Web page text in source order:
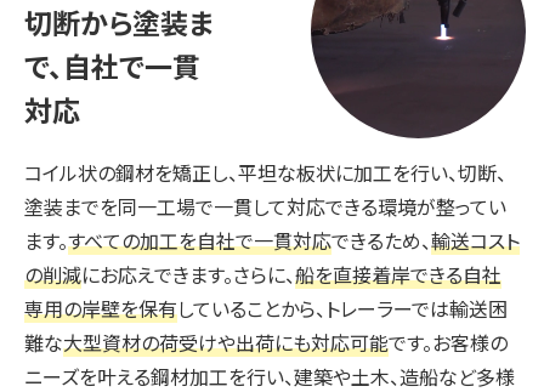
切断から塗装ま
で、 自社で一貫
対応
コイル状の鋼材を矯正し、平坦な板状に加工を行い、切断、
塗装までを同一工場で一貫して対応できる環境が整ってい
ます。すべての加工を自社で一貫対応できるため、輸送コスト
の削減にお応えできます。さらに、船を直接着岸できる自社
専用の岸壁を保有していることから、トレーラーでは輸送困
難な大型資材の荷受けや出荷にも対応可能です。お客様の
ニーズを叶える鋼材加工を行い、建築や土木、造船など多様